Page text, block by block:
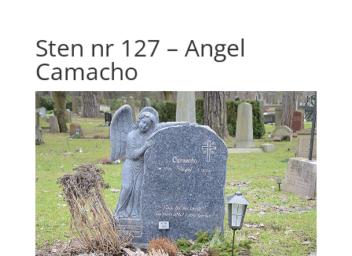
Sten nr 127 – Angel
Camacho